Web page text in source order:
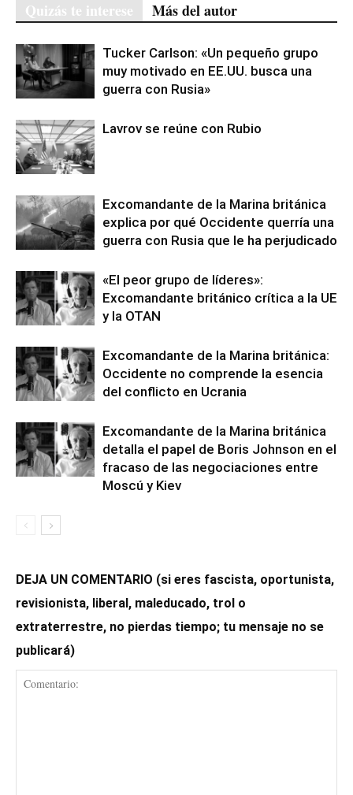
Quizás te interese Más del autor
Tucker Carlson: «Un pequeño grupo
muy motivado en EE.UU. busca una
guerra con Rusia»
Lavrov se reúne con Rubio
Excomandante de la Marina británica
explica por qué Occidente querría una
guerra con Rusia que le ha perjudicado
«El peor grupo de líderes»:
Excomandante británico crítica a la UE
y la OTAN
Excomandante de la Marina británica:
Occidente no comprende la esencia
del conflicto en Ucrania
Excomandante de la Marina británica
detalla el papel de Boris Johnson en el
fracaso de las negociaciones entre
Moscú y Kiev
DEJA UN COMENTARIO (si eres fascista, oportunista,
revisionista, liberal, maleducado, trol o
extraterrestre, no pierdas tiempo; tu mensaje no se
publicará)